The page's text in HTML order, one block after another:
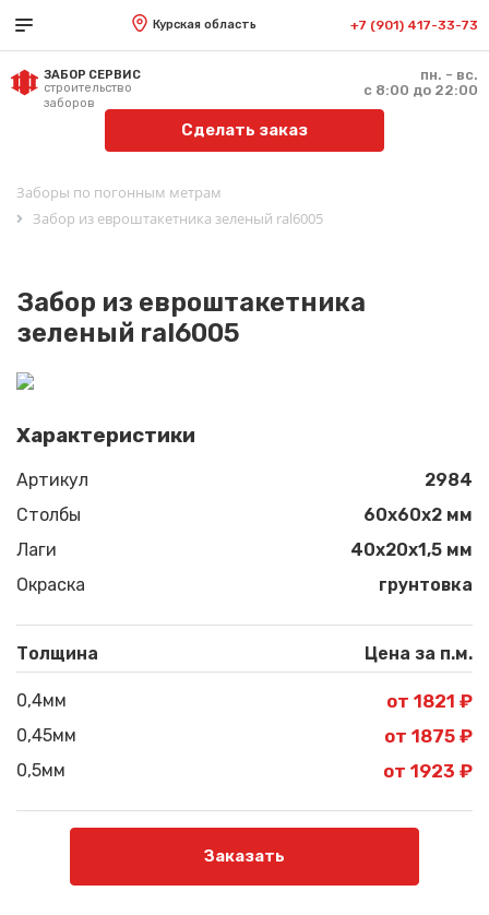
Курская область +7 (901) 417-33-73
ЗАБОР СЕРВИС
строительство
заборов
пн. - вс.
с 8:00 до 22:00
Сделать заказ
Заборы по погонным метрам
Забор из евроштакетника зеленый ral6005
Забор из евроштакетника
зеленый ral6005
Характеристики
Артикул
2984
Столбы
60х60х2 мм
Лаги
40х20х1,5 мм
Окраска
грунтовка
Толщина Цена за п.м.
0,4мм от 1821 ₽
0,45мм от 1875 ₽
0,5мм от 1923 ₽
Заказать